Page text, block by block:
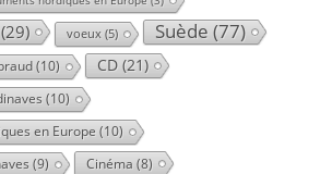
voeux(5) Suède (77)
(10) CD(21)
(10)
en Europe (10)
(9) Cinéma (8)